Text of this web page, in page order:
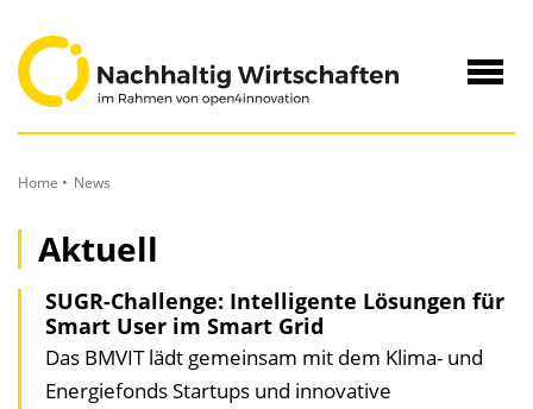
Inhalt
Home News
Aktuell
SUGR-Challenge: Intelligente Lösungen für
Smart User im Smart Grid
Das BMVIT lädt gemeinsam mit dem Klima- und
Energiefonds Startups und innovative